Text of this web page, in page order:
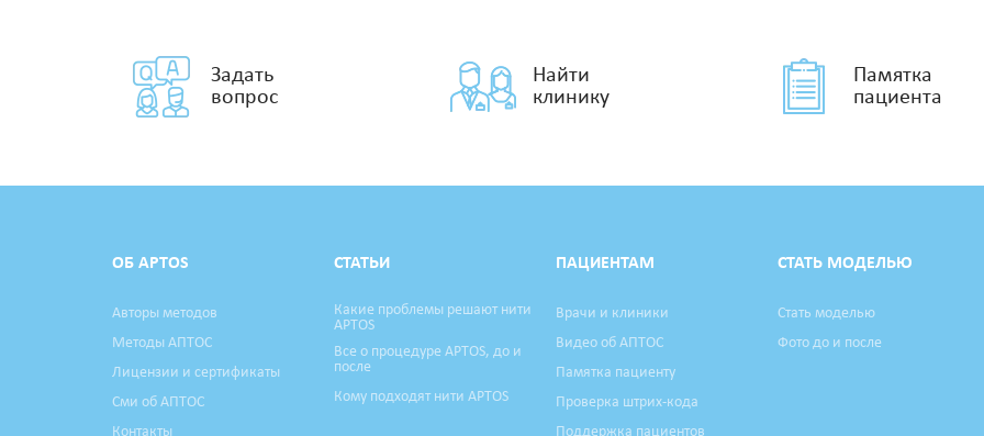
Задать
вопрос
Найти
клинику
Памятка
пациента
ОБ APTOS
Авторы методов
Методы АПТОС
Лицензии и сертификаты
Сми об АПТОС
Контакты
СТАТЬИ
Какие проблемы решают нити
APTOS
Все о процедуре APTOS, до и
после
Кому подходят нити APTOS
ПАЦИЕНТАМ
Врачи и клиники
Видео об АПТОС
Памятка пациенту
Проверка штрих-кода
Поддержка пациентов
СТАТЬ МОДЕЛЬЮ
Стать моделью
Фото до и после